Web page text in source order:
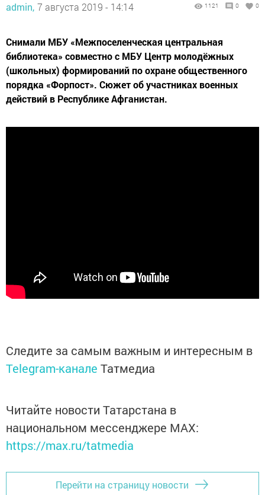
admin, 7 августа 2019 - 14:14 1121 0 0
Снимали МБУ «Межпоселенческая центральная
библиотека» совместно с МБУ Центр молодёжных
(школьных) формирований по охране общественного
порядка «Форпост». Сюжет об участниках военных
действий в Республике Афганистан.
Следите за самым важным и интересным в
Telegram-канале Татмедиа
Читайте новости Татарстана в
национальном мессенджере MАХ:
https://max.ru/tatmedia
Перейти на страницу новости